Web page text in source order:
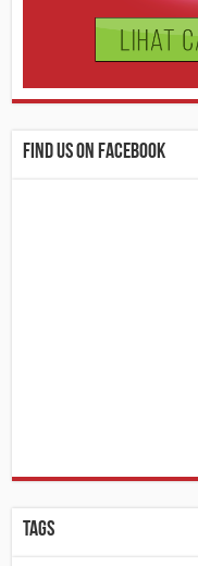
Find us on Facebook
Tags